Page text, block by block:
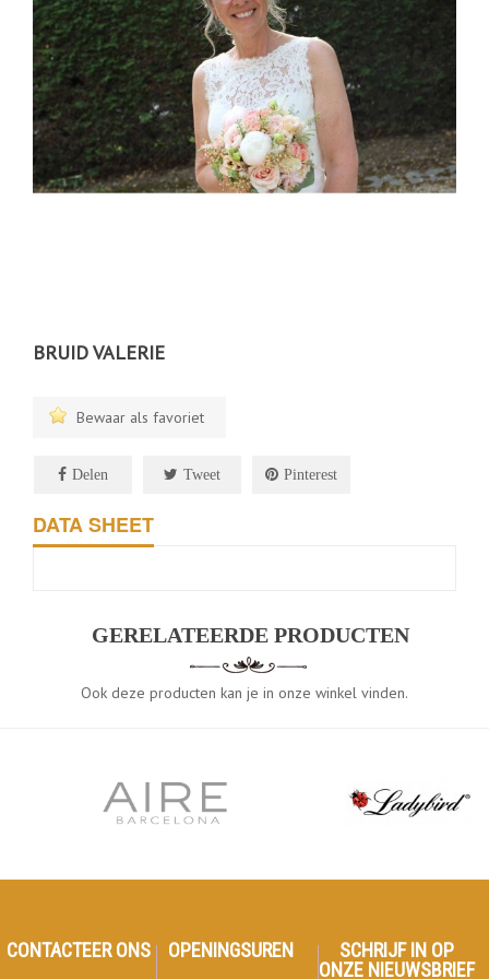
BRUID VALERIE
Bewaar als favoriet
Delen Tweet Pinterest
DATA SHEET
GERELATEERDE PRODUCTEN
Ook deze producten kan je in onze winkel vinden.
CONTACTEER ONS OPENINGSUREN
SCHRIJF IN OP
ONZE NIEUWSBRIEF